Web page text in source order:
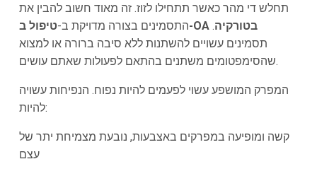
תחלש די מהר כאשר תתחילו לזוז. זה מאוד חשוב להבין את
התסמינים בצורה מדויקת ב-
טיפול ב-OA בטורקיה.
תסמינים עשויים להשתנות ללא סיבה ברורה או למצוא
שהסימפטומים משתנים בהתאם לפעולות שאתם עושים.
המפרק המושפע עשוי לפעמים להיות נפוח. הנפיחות עשויה
להיות:
קשה ומופיעה במפרקים באצבעות, נובעת מצמיחת יתר של
עצם